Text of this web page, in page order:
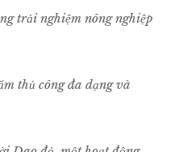
trải nghiệm nông nghiệp
thủ công đa dạng và